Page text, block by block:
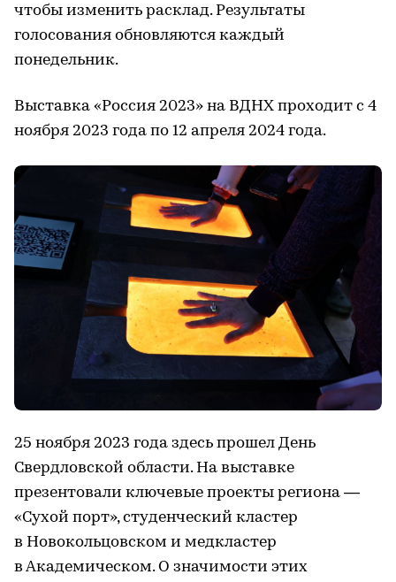
чтобы изменить расклад. Результаты
голосования обновляются каждый
понедельник.
Выставка «Россия 2023» на ВДНХ проходит с 4
ноября 2023 года по 12 апреля 2024 года.
25 ноября 2023 года здесь прошел День
Свердловской области. На выставке
презентовали ключевые проекты региона —
«Сухой порт», студенческий кластер
в Новокольцовском и медкластер
в Академическом. О значимости этих